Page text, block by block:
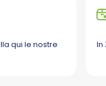
qui le nostre
In